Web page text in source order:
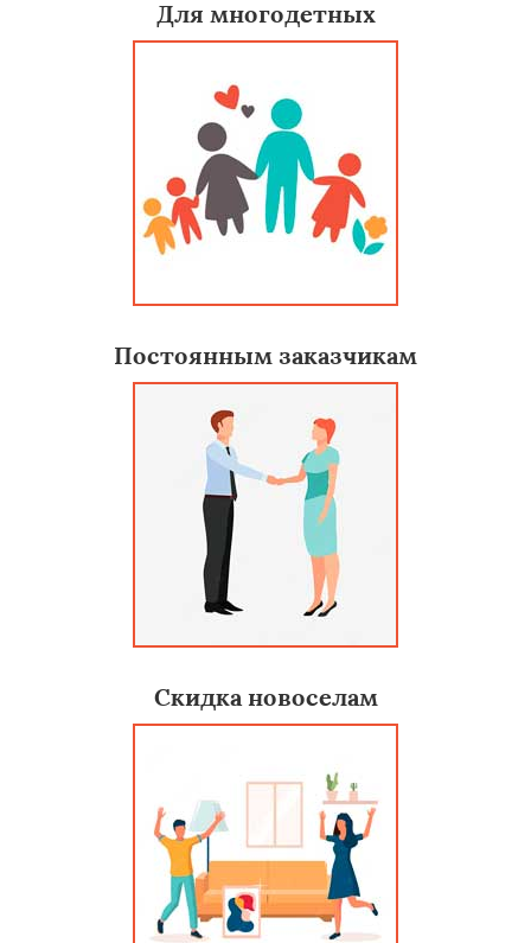
Для многодетных
Постоянным заказчикам
Скидка новоселам